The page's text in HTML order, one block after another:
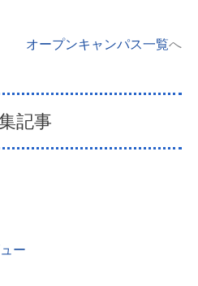
オープンキャンパス一覧へ
記事
ー